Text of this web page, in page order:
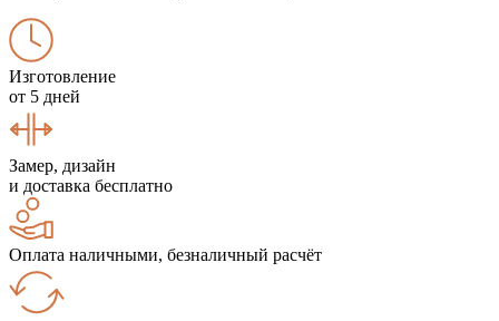
Изготовление
от 5 дней
Замер, дизайн
и доставка бесплатно
Оплата наличными, безналичный расчёт